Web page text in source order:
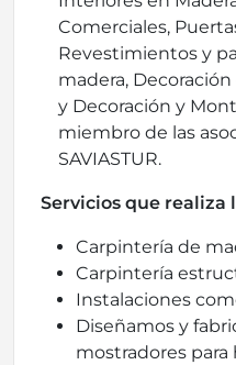
Comerciales,
Revestimientos y
madera,
y Decoración y
miembro de las
SAVIASTUR.
Servicios que realiza
Carpintería de
Carpintería
Instalaciones
Diseñamos y
mostradores para